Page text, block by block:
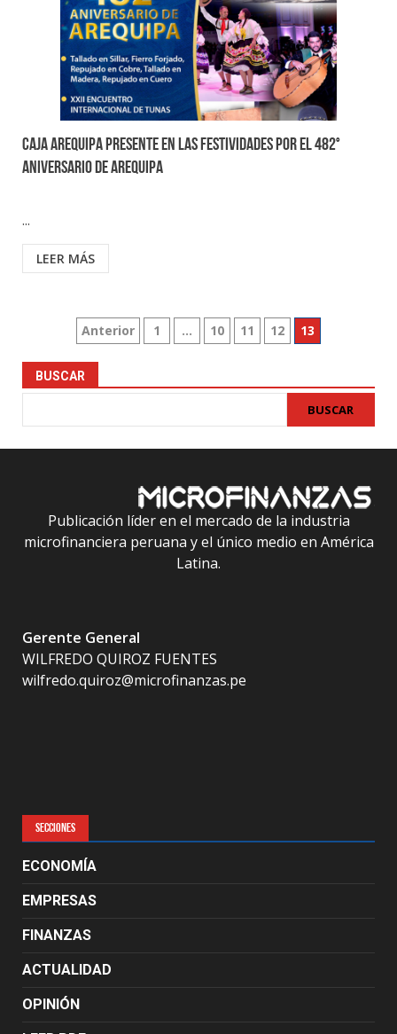
CAJA AREQUIPA PRESENTE EN LAS FESTIVIDADES POR EL 482°
ANIVERSARIO DE AREQUIPA
...
LEER MÁS
Paginación
de
entradas
Anterior 1 … 10 11 12 13
BUSCAR
BUSCAR
Publicación líder en el mercado de la industria
microfinanciera peruana y el único medio en América
Latina.
Gerente General
WILFREDO QUIROZ FUENTES
wilfredo.quiroz@microfinanzas.pe
SECCIONES
ECONOMÍA
EMPRESAS
FINANZAS
ACTUALIDAD
OPINIÓN